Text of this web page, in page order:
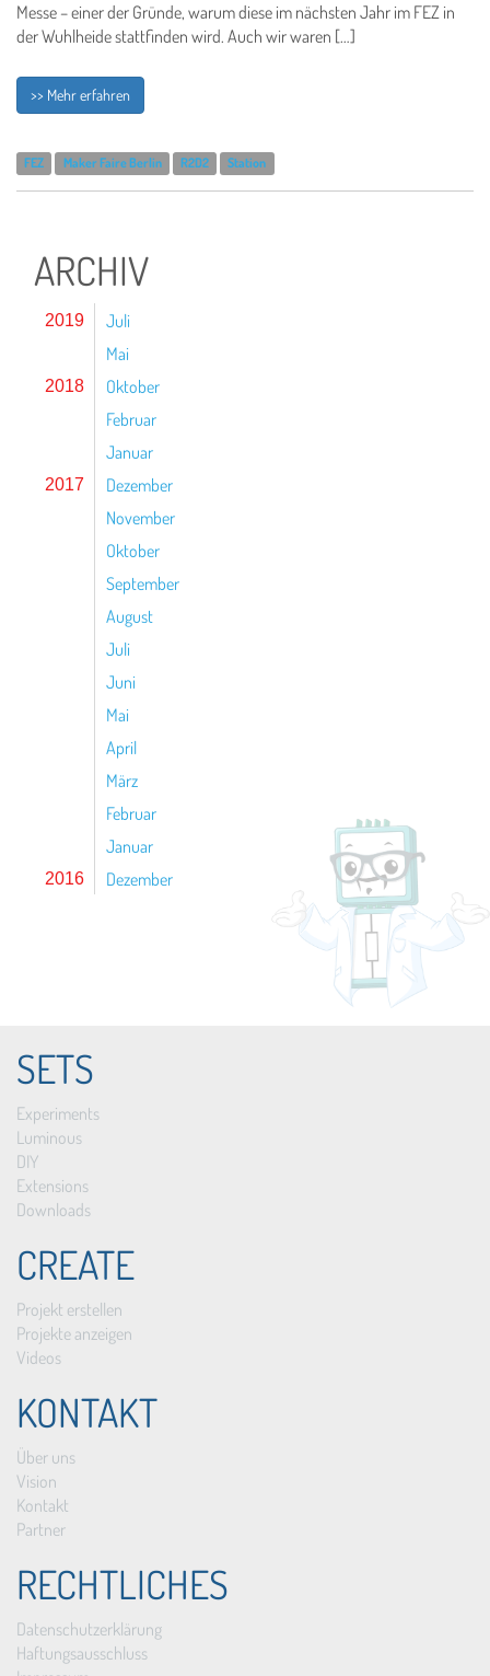
Messe – einer der Gründe, warum diese im nächsten Jahr im FEZ in
der Wuhlheide stattfinden wird. Auch wir waren […]
>> Mehr erfahren
FEZ Maker Faire Berlin R2D2 Station
ARCHIV
2019
Juli
Mai
2018
Oktober
Februar
Januar
2017
Dezember
November
Oktober
September
August
Juli
Juni
Mai
April
März
Februar
Januar
2016 Dezember
SETS
Experiments
Luminous
DIY
Extensions
Downloads
CREATE
Projekt erstellen
Projekte anzeigen
Videos
KONTAKT
Über uns
Vision
Kontakt
Partner
RECHTLICHES
Datenschutzerklärung
Haftungsausschluss